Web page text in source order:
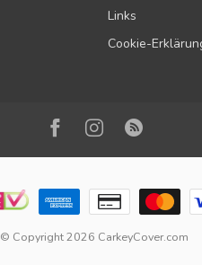
Links
Cookie-
© Copyright 2026 CarkeyCover.com